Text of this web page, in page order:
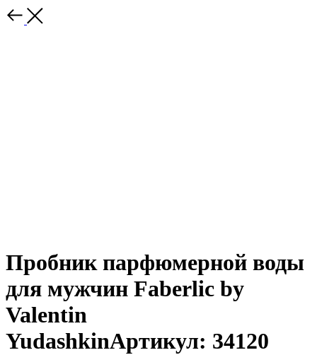
Пробник парфюмерной воды
для мужчин Faberlic by
Valentin
YudashkinАртикул: 34120